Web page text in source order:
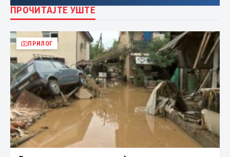
ПРОЧИТАЈТЕ УШТЕ
ПРИЛОГ